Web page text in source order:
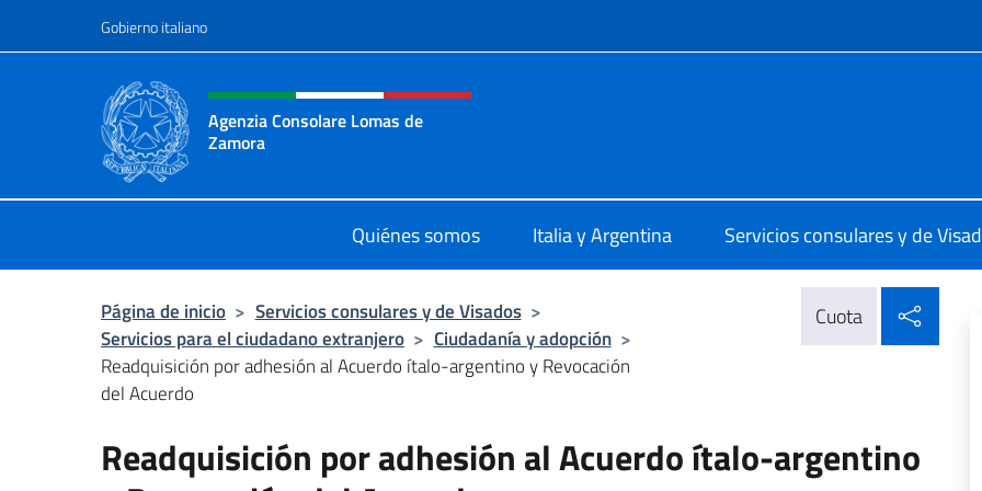
Gobierno italiano
Encabezado del sitio web, redes sociales y menú
Agenzia Consolare Lomas de
Zamora
Quiénes somos Italia y Argentina Servicios consulares y de
Página de inicio > Servicios consulares y de Visados >
Servicios para el ciudadano extranjero > Ciudadanía y adopción >
Readquisición por adhesión al Acuerdo ítalo-argentino y Revocación
del Acuerdo
Cuota
Readquisición por adhesión al Acuerdo ítalo-argentino